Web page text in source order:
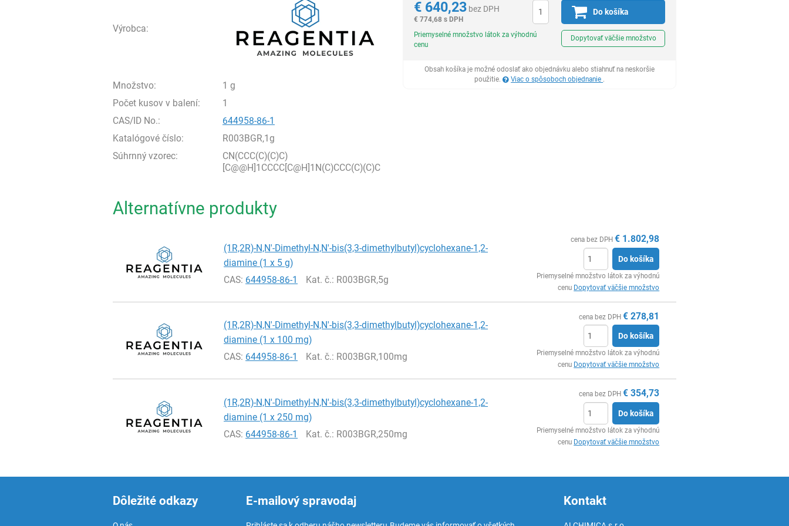
Výrobca:
Množstvo:
1 g
Počet kusov v balení:
1
CAS/ID No.:
644958-86-1
Katalógové číslo:
R003BGR,1g
Súhrnný vzorec:
CN(CCC(C)(C)C)
[C@@H]1CCCC[C@H]1N(C)CCC(C)(C)C
€640,23 bez DPH
€ 774,68 s DPH
Ks
Do košíka
Priemyselné množstvo látok za výhodnú
cenu
Dopytovať väčšie množstvo
Obsah košíka je možné odoslať ako objednávku alebo stiahnuť na neskoršie
použitie.
Viac o spôsoboch objednanie .
Alternatívne produkty
(1R,2R)-N,N'-Dimethyl-N,N'-bis(3,3-dimethylbutyl)cyclohexane-1,2-
diamine (1 x 5 g)
CAS: 644958-86-1 Kat. č.: R003BGR,5g
cena bez DPH € 1.802,98
Do košíka
Priemyselné množstvo látok za výhodnú
cenu Dopytovať väčšie množstvo
(1R,2R)-N,N'-Dimethyl-N,N'-bis(3,3-dimethylbutyl)cyclohexane-1,2-
diamine (1 x 100 mg)
CAS: 644958-86-1 Kat. č.: R003BGR,100mg
cena bez DPH € 278,81
Do košíka
Priemyselné množstvo látok za výhodnú
cenu Dopytovať väčšie množstvo
(1R,2R)-N,N'-Dimethyl-N,N'-bis(3,3-dimethylbutyl)cyclohexane-1,2-
diamine (1 x 250 mg)
CAS: 644958-86-1 Kat. č.: R003BGR,250mg
cena bez DPH € 354,73
Do košíka
Priemyselné množstvo látok za výhodnú
cenu Dopytovať väčšie množstvo
Dôležité odkazy E-mailový spravodaj Kontakt